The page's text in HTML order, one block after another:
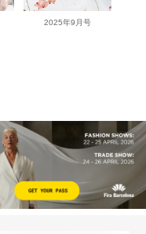
2025年9月号